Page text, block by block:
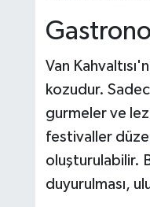
Van
kozudur.
gurmeler ve
festivaller
oluşturulabilir.
duyurulması,